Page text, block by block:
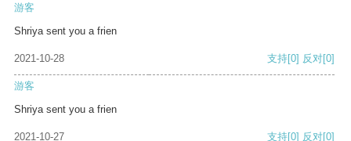
游客
Shriya sent you a frien
2021-10-28 支持[0] 反对[0]
游客
Shriya sent you a frien
2021-10-27 支持[0] 反对[0]